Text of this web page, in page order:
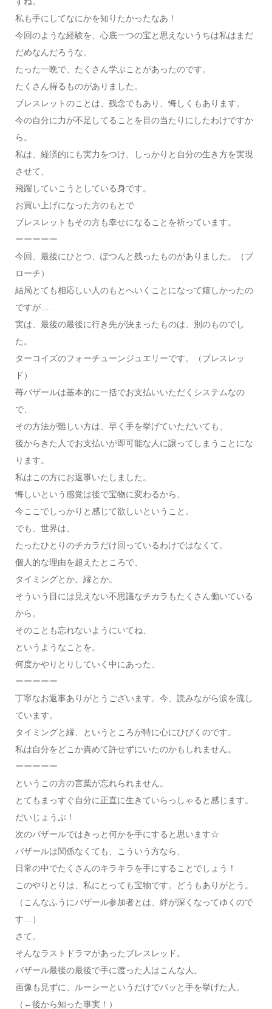
私も手にしてなにかを知りたかったなあ！
今回のような経験を、心底一つの宝と思えないうちは私はまだ
だめなんだろうな。
たった一晩で、たくさん学ぶことがあったのです。
たくさん得るものがありました。
ブレスレットのことは、残念でもあり、悔しくもあります。
今の自分に力が不足してることを目の当たりにしたわけですか
ら。
私は、経済的にも実力をつけ、しっかりと自分の生き方を実現
させて、
飛躍していこうとしている身です。
お買い上げになった方のもとで
ブレスレットもその方も幸せになることを祈っています。
ーーーーー
今回、最後にひとつ、ぽつんと残ったものがありました。（ブ
ローチ）
結局とても相応しい人のもとへいくことになって嬉しかったの
ですが….
実は、最後の最後に行き先が決まったものは、別のものでし
た。
ターコイズのフォーチューンジュエリーです。（ブレスレッ
ド）
苺バザールは基本的に一括でお支払いいただくシステムなの
で、
その方法が難しい方は、早く手を挙げていただいても、
後からきた人でお支払いが即可能な人に譲ってしまうことにな
ります。
私はこの方にお返事いたしました。
悔しいという感覚は後で宝物に変わるから、
今ここでしっかりと感じて欲しいということ。
でも、世界は、
たったひとりのチカラだけ回っているわけではなくて。
個人的な理由を超えたところで、
タイミングとか。縁とか。
そういう目には見えない不思議なチカラもたくさん働いている
から。
そのことも忘れないようにいてね、
というようなことを。
何度かやりとりしていく中にあった、
ーーーーー
丁寧なお返事ありがとうございます。今、読みながら涙を流し
ています。
タイミングと縁、というところが特に心にひびくのです。
私は自分をどこか責めて許せずにいたのかもしれません。
ーーーーー
というこの方の言葉が忘れられません。
とてもまっすぐ自分に正直に生きていらっしゃると感じます。
だいじょうぶ！
次のバザールではきっと何かを手にすると思います☆
バザールは関係なくても、こういう方なら、
日常の中でたくさんのキラキラを手にすることでしょう！
このやりとりは、私にとっても宝物です。どうもありがとう。
（こんなふうにバザール参加者とは、絆が深くなってゆくので
す…）
さて。
そんなラストドラマがあったブレスレッド。
バザール最後の最後で手に渡った人はこんな人。
画像も見ずに、ルーシーというだけでパッと手を挙げた人。
（←後から知った事実！）